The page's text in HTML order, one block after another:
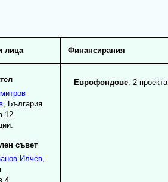
лица Финансирания
, България
12
съвет
Илчев,
4
Еврофондове: 2 проекта